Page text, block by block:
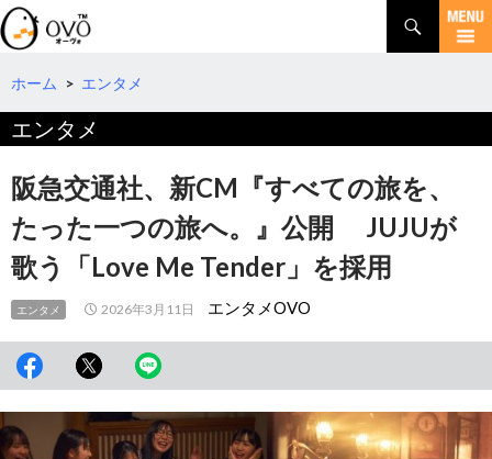
検
索
コ
テ
へ
移
動
ホーム > エンタメ
エンタメ
阪急交通社、新CM『すべての旅を、
たった一つの旅へ。』公開 JUJUが
歌う「Love Me Tender」を採用
エンタメ 2026年3月11日 エンタメOVO